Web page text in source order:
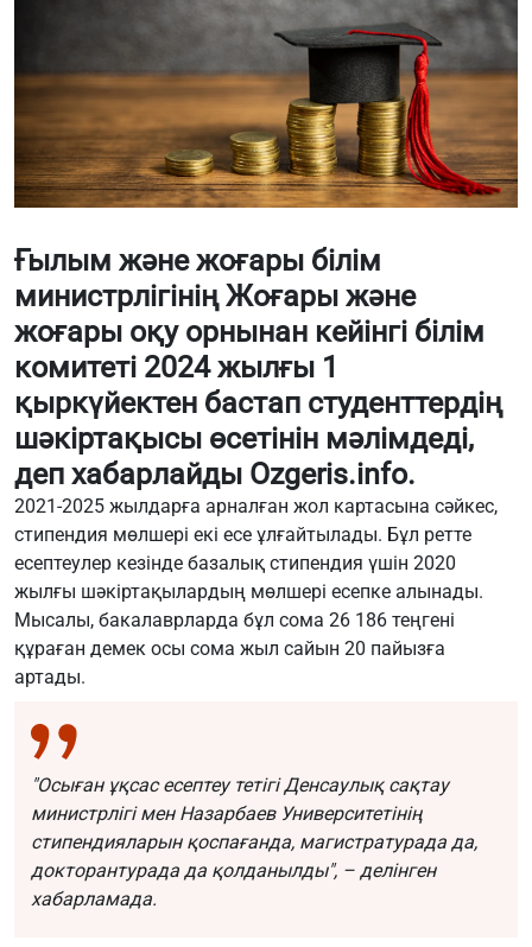
Ғылым және жоғары білім
министрлігінің Жоғары және
жоғары оқу орнынан кейінгі білім
комитеті 2024 жылғы 1
қыркүйектен бастап студенттердің
шәкіртақысы өсетінін мәлімдеді,
деп хабарлайды Ozgeris.info.
2021-2025 жылдарға арналған жол картасына сәйкес,
стипендия мөлшері екі есе ұлғайтылады. Бұл ретте
есептеулер кезінде базалық стипендия үшін 2020
жылғы шәкіртақылардың мөлшері есепке алынады.
Мысалы, бакалаврларда бұл сома 26 186 теңгені
құраған демек осы сома жыл сайын 20 пайызға
артады.
"Осыған ұқсас есептеу тетігі Денсаулық сақтау
министрлігі мен Назарбаев Университетінің
стипендияларын қоспағанда, магистратурада да,
докторантурада да қолданылды", – делінген
хабарламада.